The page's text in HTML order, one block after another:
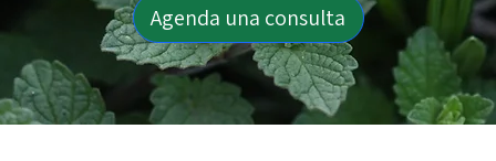
Agenda una consulta